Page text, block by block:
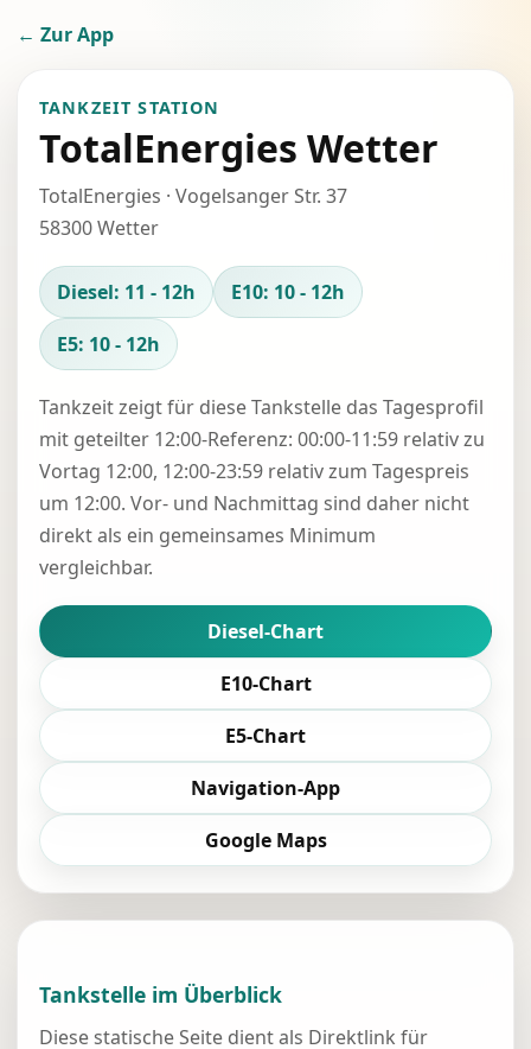
← Zur App
TANKZEIT STATION
TotalEnergies Wetter
TotalEnergies · Vogelsanger Str. 37
58300 Wetter
Diesel: 11 - 12h
E10: 10 - 12h
E5: 10 - 12h
Tankzeit zeigt für diese Tankstelle das Tagesprofil
mit geteilter 12:00-Referenz: 00:00-11:59 relativ zu
Vortag 12:00, 12:00-23:59 relativ zum Tagespreis
um 12:00. Vor- und Nachmittag sind daher nicht
direkt als ein gemeinsames Minimum
vergleichbar.
Diesel-Chart
E10-Chart
E5-Chart
Navigation-App
Google Maps
Tankstelle im Überblick
Diese statische Seite dient als Direktlink für